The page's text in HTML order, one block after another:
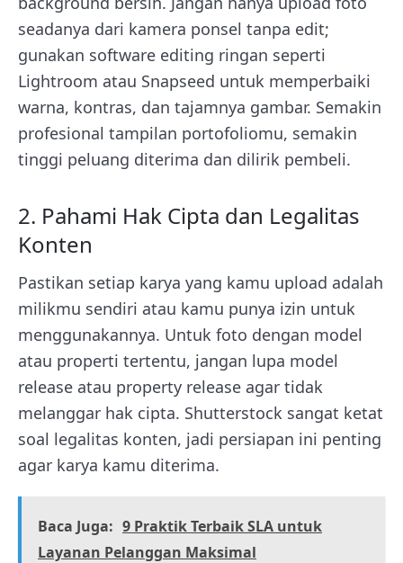
seadanya dari kamera ponsel tanpa edit;
gunakan software editing ringan seperti
Lightroom atau Snapseed untuk memperbaiki
warna, kontras, dan tajamnya gambar. Semakin
profesional tampilan portofoliomu, semakin
tinggi peluang diterima dan dilirik pembeli.
2. Pahami Hak Cipta dan Legalitas
Konten
Pastikan setiap karya yang kamu upload adalah
milikmu sendiri atau kamu punya izin untuk
menggunakannya. Untuk foto dengan model
atau properti tertentu, jangan lupa model
release atau property release agar tidak
melanggar hak cipta. Shutterstock sangat ketat
soal legalitas konten, jadi persiapan ini penting
agar karya kamu diterima.
Baca Juga: 9 Praktik Terbaik SLA untuk
Layanan Pelanggan Maksimal